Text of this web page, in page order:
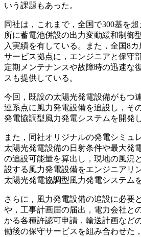
いう課題もあった。
同社は，これまで，全国で300基を
所に蓄電池併設の出力変動緩和制御
入実績を有している。また，全国8
サービス拠点に，エンジニアと保守
定期メンテナンスや故障時の迅速な
スも提供している。
今回，既設の太陽光発電設備がもつ
連系点に風力発電設備を追設し，そ
発電協調型風力発電システムを開発し
また，同社オリジナルの発電シミュ
太陽光発電設備の日射条件や最大発
の追設可能量を算出し，現地の風況
設する風力発電設備をエンジニアリ
太陽光発電協調型風力発電システム
さらに，風力発電設備の追設に必要
や，工事計画届の届出，電力会社と
かる各種許認可申請，輸送計画など
働後の保守サービスを組み合わせた